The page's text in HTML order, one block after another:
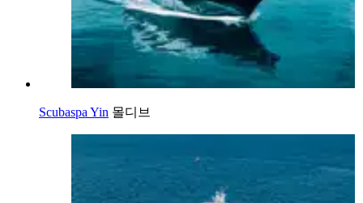
Scubaspa Yin 몰디브